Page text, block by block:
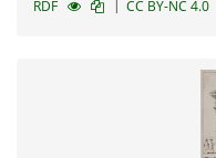
RDF CC BY-NC 4.0